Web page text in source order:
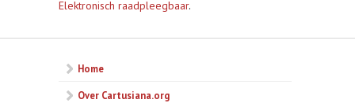
Elektronisch raadpleegbaar.
Home
Over Cartusiana.org